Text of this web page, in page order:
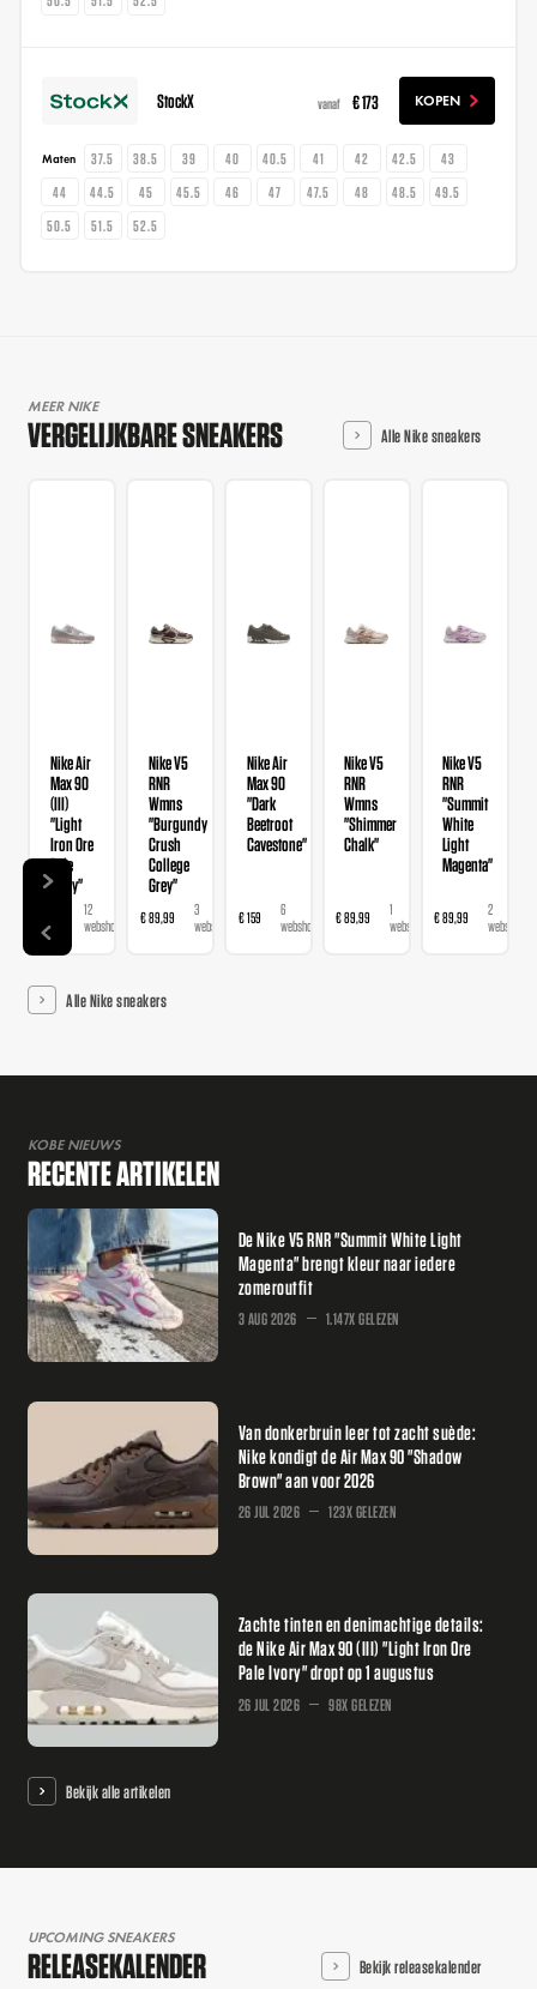
StockX vanaf € 173 KOPEN
Maten 37.5 38.5 39 40 40.5 41 42 42.5
43
44
44.5 45 45.5 46 47 47.5 48 48.5
49.5
50.5
51.5 52.5
MEER NIKE
VERGELIJKBARE SNEAKERS Alle Nike sneakers
Nike Air
Max 90
(III)
"Light
Iron Ore
Pale
Ivory"
12
webshops
Nike V5
RNR
Wmns
"Burgundy
Crush
College
Grey"
€ 89,99
3
webshops
Nike Air
Max 90
"Dark
Beetroot
Cavestone"
€ 159
6
webshops
Nike V5
RNR
Wmns
"Shimmer
Chalk"
€ 89,99
1
webshop
Nike V5
RNR
"Summit
White
Light
Magenta"
€ 89,99
2
webshops
Alle Nike sneakers
KOBE NIEUWS
RECENTE ARTIKELEN
De Nike V5 RNR "Summit White Light
Magenta" brengt kleur naar iedere
zomeroutfit
3 AUG 2026 1.147X GELEZEN
Van donkerbruin leer tot zacht suède:
Nike kondigt de Air Max 90 "Shadow
Brown" aan voor 2026
26 JUL 2026 123X GELEZEN
Zachte tinten en denimachtige details:
de Nike Air Max 90 (III) "Light Iron Ore
Pale Ivory" dropt op 1 augustus
26 JUL 2026 98X GELEZEN
Bekijk alle artikelen
UPCOMING SNEAKERS
RELEASEKALENDER Bekijk releasekalender